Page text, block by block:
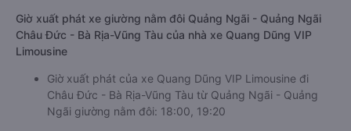
Giờ xuất phát xe giường nằm đôi Quảng Ngãi - Quảng Ngãi
Châu Đức - Bà Rịa-Vũng Tàu của nhà xe Quang Dũng VIP
Limousine
Giờ xuất phát của xe Quang Dũng VIP Limousine đi
Châu Đức - Bà Rịa-Vũng Tàu từ Quảng Ngãi - Quảng
Ngãi giường nằm đôi: 18:00, 19:20